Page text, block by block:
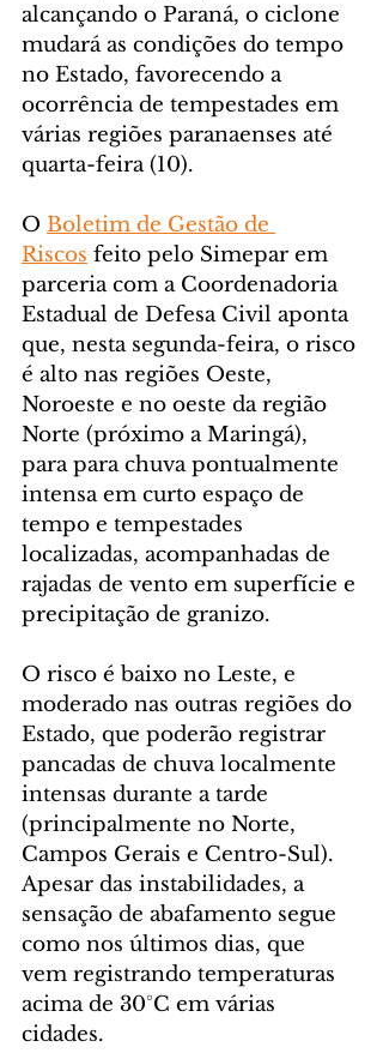
alcançando o Paraná, o ciclone
mudará as condições do tempo
no Estado, favorecendo a
ocorrência de tempestades em
várias regiões paranaenses até
quarta-feira (10).
O Boletim de Gestão de
Riscos feito pelo Simepar em
parceria com a Coordenadoria
Estadual de Defesa Civil aponta
que, nesta segunda-feira, o risco
é alto nas regiões Oeste,
Noroeste e no oeste da região
Norte (próximo a Maringá),
para para chuva pontualmente
intensa em curto espaço de
tempo e tempestades
localizadas, acompanhadas de
rajadas de vento em superfície e
precipitação de granizo.
O risco é baixo no Leste, e
moderado nas outras regiões do
Estado, que poderão registrar
pancadas de chuva localmente
intensas durante a tarde
(principalmente no Norte,
Campos Gerais e Centro-Sul).
Apesar das instabilidades, a
sensação de abafamento segue
como nos últimos dias, que
vem registrando temperaturas
acima de 30°C em várias
cidades.